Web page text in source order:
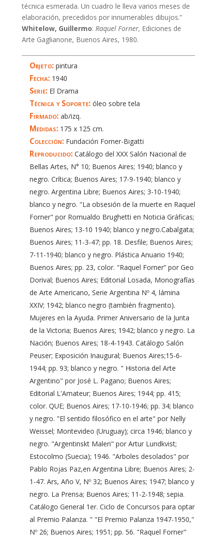
técnica esmerada. Un cuadro le lleva varios meses de
elaboración, precedidos por innumerables dibujos.”
Whitelow, Guillermo: Raquel Forner, Ediciones de
Arte Gaglianone, Buenos Aires, 1980.
Objeto:pintura
Fecha:1940
Serie:El Drama
Técnica y Soporte:óleo sobre tela
Firmado:ab/izq.
Medidas:175 x 125 cm.
Colección:Fundación Forner-Bigatti
Reproducido:Catálogo del XXX Salón Nacional de
Bellas Artes, N° 10; Buenos Aires; 1940; blanco y
negro. Crítica; Buenos Aires; 17-9-1940; blanco y
negro. Argentina Libre; Buenos Aires; 3-10-1940;
blanco y negro. "La obsesión de la muerte en Raquel
Forner" por Romualdo Brughetti en Noticia Gráficas;
Buenos Aires; 13-10 1940; blanco y negro.Cabalgata;
Buenos Aires; 11-3-47; pp. 18. Desfile; Buenos Aires;
7-11-1940; blanco y negro. Plástica Anuario 1940;
Buenos Aires; pp. 23, color. "Raquel Forner” por Geo
Dorival; Buenos Aires; Editorial Losada, Monografías
de Arte Americano, Serie Argentina Nº 4, lámina
XXIV; 1942; blanco negro (también fragmento).
Mujeres en la Ayuda. Primer Aniversario de la Junta
de la Victoria; Buenos Aires; 1942; blanco y negro. La
Nación; Buenos Aires; 18-4-1943. Catálogo Salón
Peuser; Exposición Inaugural; Buenos Aires;15-6-
1944; pp. 93; blanco y negro. " Historia del Arte
Argentino" por José L. Pagano; Buenos Aires;
Editorial L'Amateur; Buenos Aires; 1944; pp. 415;
color. QUE; Buenos Aires; 17-10-1946; pp. 34; blanco
y negro. "El sentido filosófico en el arte" por Nelly
Weissel; Montevideo (Uruguay); circa 1946; blanco y
negro. "Argentinskt Maleri" por Artur Lundkvist;
Estocolmo (Suecia); 1946. "Arboles desolados" por
Pablo Rojas Paz,en Argentina Libre; Buenos Aires; 2-
1-47. Ars, Año V, Nº 32; Buenos Aires; 1947; blanco y
negro. La Prensa; Buenos Aires; 11-2-1948; sepia.
Catálogo General 1er. Ciclo de Concursos para optar
al Premio Palanza. " "El Premio Palanza 1947-1950,"
Nº 26; Buenos Aires; 1951; pp. 56. "Raquel Forner"